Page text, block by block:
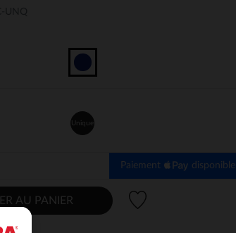
Unique
Paiement disponible
AU PANIER